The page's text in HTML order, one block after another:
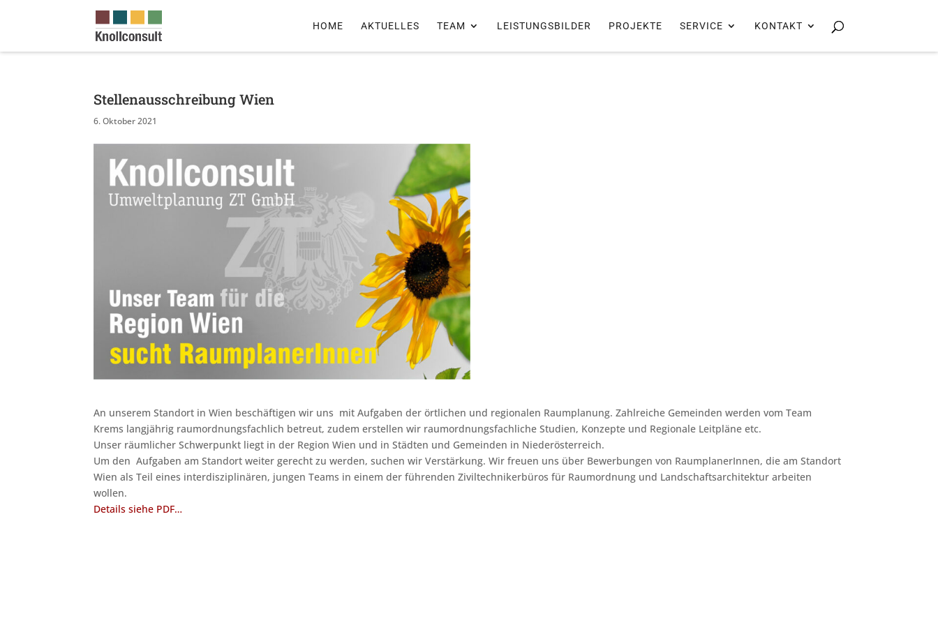
HOME AKTUELLES TEAM LEISTUNGSBILDER PROJEKTE SERVICE KONTAKT
Stellenausschreibung Wien
6. Oktober 2021
An unserem Standort in Wien beschäftigen wir uns mit Aufgaben der örtlichen und regionalen Raumplanung. Zahlreiche Gemeinden werden vom Team
Krems langjährig raumordnungsfachlich betreut, zudem erstellen wir raumordnungsfachliche Studien, Konzepte und Regionale Leitpläne etc.
Unser räumlicher Schwerpunkt liegt in der Region Wien und in Städten und Gemeinden in Niederösterreich.
Um den Aufgaben am Standort weiter gerecht zu werden, suchen wir Verstärkung. Wir freuen uns über Bewerbungen von RaumplanerInnen, die am Standort
Wien als Teil eines interdisziplinären, jungen Teams in einem der führenden Ziviltechnikerbüros für Raumordnung und Landschaftsarchitektur arbeiten
wollen.
Details siehe PDF…